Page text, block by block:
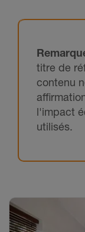
titre de
contenu
l'impact
utilisés.